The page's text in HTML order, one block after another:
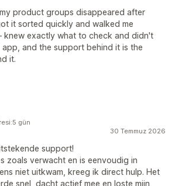
product groups disappeared after
it sorted quickly and walked me
exactly what to check and didn't
app, and the support behind it is the
it.
30 Temmuz 2026
support!
zoals verwacht en is eenvoudig in
niet uitkwam, kreeg ik direct hulp. Het
snel, dacht actief mee en loste mijn
gün